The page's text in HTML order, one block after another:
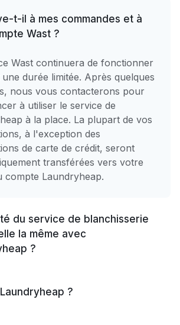
t-il à mes commandes et à
Wast ?
Wast continuera de fonctionner
durée limitée. Après quelques
nous vous contacterons pour
à utiliser le service de
à la place. La plupart de vos
à l'exception des
de carte de crédit, seront
transférées vers votre
compte Laundryheap.
du service de blanchisserie
la même avec
?
blanchisserie de haute qualité
?